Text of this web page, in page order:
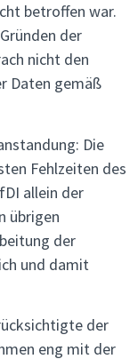
betroffen war.
der
nicht den
Daten gemäß
Die
Fehlzeiten des
allein der
übrigen
der
und damit
der
eng mit der